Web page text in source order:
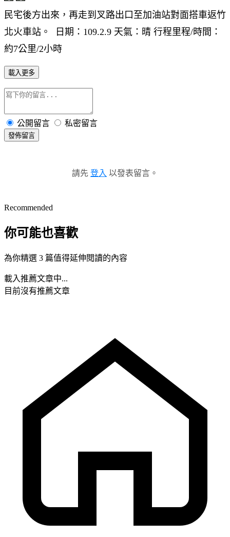
民宅後方出來，再走到叉路出口至加油站對面搭車返竹
北火車站。 日期：109.2.9 天氣：晴 行程里程/時間：
約7公里/2小時
載入更多
公開留言 私密留言
發佈留言
請先 登入 以發表留言。
Recommended
你可能也喜歡
為你精選 3 篇值得延伸閱讀的內容
載入推薦文章中...
目前沒有推薦文章